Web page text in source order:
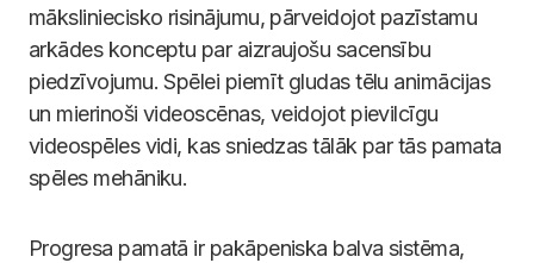
māksliniecisko risinājumu, pārveidojot pazīstamu
arkādes konceptu par aizraujošu sacensību
piedzīvojumu. Spēlei piemīt gludas tēlu animācijas
un mierinoši videoscēnas, veidojot pievilcīgu
videospēles vidi, kas sniedzas tālāk par tās pamata
spēles mehāniku.
Progresa pamatā ir pakāpeniska balva sistēma,